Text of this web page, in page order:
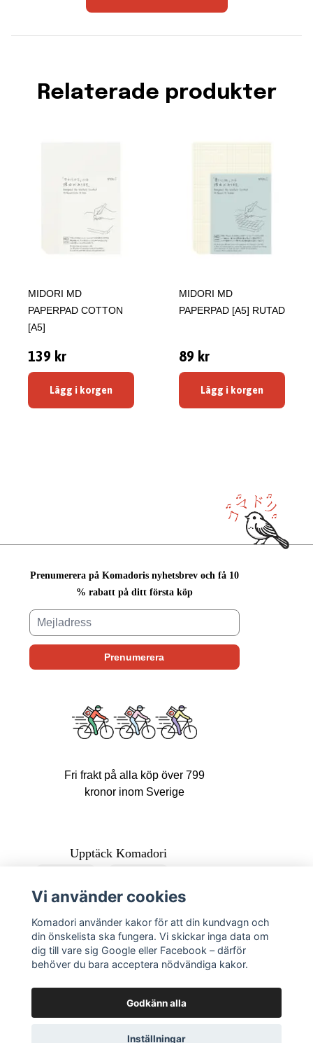
Relaterade produkter
MIDORI MD
PAPERPAD COTTON
[A5]
139 kr
Lägg i korgen
MIDORI MD
PAPERPAD [A5] RUTAD
89 kr
Lägg i korgen
Prenumerera på Komadoris nyhetsbrev och få 10
% rabatt på ditt första köp
Fri frakt på alla köp över 799
kronor inom Sverige
Upptäck Komadori
Köpvillkor Kontakta Komadori
Logga in Returer
Vi använder cookies
Komadori använder kakor för att din kundvagn och
din önskelista ska fungera. Vi skickar inga data om
dig till vare sig Google eller Facebook – därför
behöver du bara acceptera nödvändiga kakor.
Godkänn alla
Inställningar